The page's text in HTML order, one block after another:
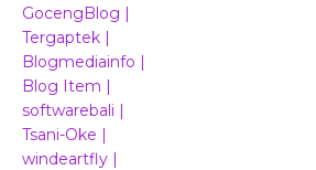
GocengBlog |
Tergaptek |
Blogmediainfo |
Blog Item |
softwarebali |
Tsani-Oke |
windeartfly |